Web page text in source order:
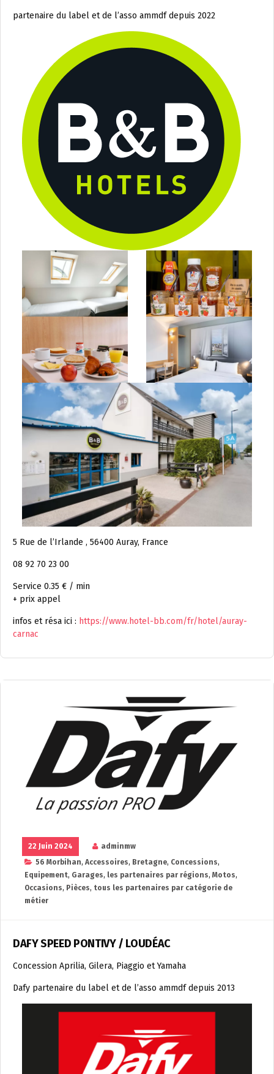
partenaire du label et de l’asso ammdf depuis 2022
5 Rue de l’Irlande , 56400 Auray, France
08 92 70 23 00
Service 0.35 € / min
+ prix appel
infos et résa ici : https://www.hotel-bb.com/fr/hotel/auray-
carnac
22 Juin 2024
adminmw
56 Morbihan, Accessoires, Bretagne, Concessions,
Equipement, Garages, les partenaires par régions, Motos,
Occasions, Pièces, tous les partenaires par catégorie de
métier
DAFY SPEED PONTIVY / LOUDÉAC
Concession Aprilia, Gilera, Piaggio et Yamaha
Dafy partenaire du label et de l’asso ammdf depuis 2013